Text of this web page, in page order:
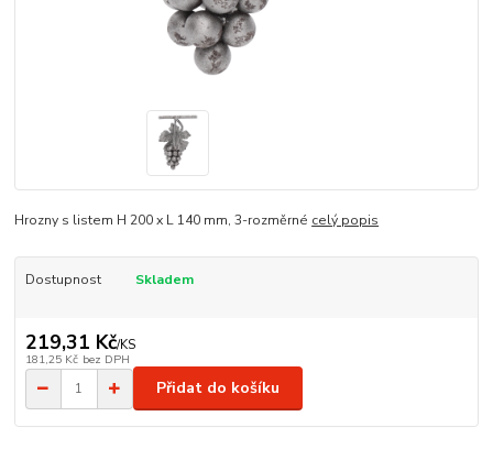
Hrozny s listem H 200 x L 140 mm, 3-rozměrné celý popis
Dostupnost Skladem
219,31 Kč/KS
181,25 Kč bez DPH
Přidat do košíku